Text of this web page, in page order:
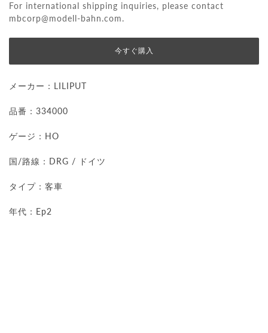
For international shipping inquiries, please contact
mbcorp@modell-bahn.com.
今すぐ購入
メーカー：LILIPUT
品番：334000
ゲージ：HO
国/路線：DRG / ドイツ
タイプ：客車
年代：Ep2